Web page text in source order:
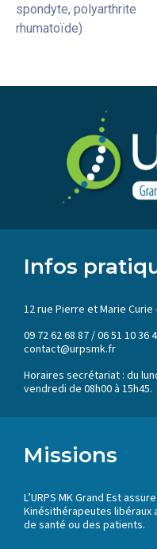
spondyte, polyarthrite
rhumatoïde)
Infos
12 rue Pierre et Marie Curie
09 72 62 68 87 / 06 51 10
contact@urpsmk.fr
Horaires secrétariat : du
vendredi de 08h00 à 15h45.
Missions
L’URPS MK Grand Est
Kinésithérapeutes
de santé ou des patients.